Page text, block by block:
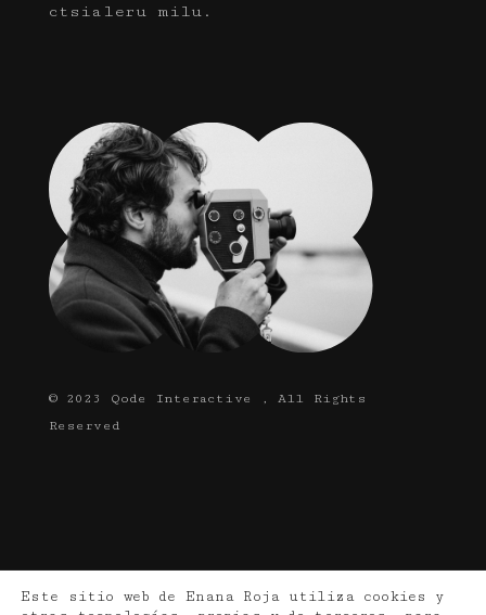
ctsialeru milu.
© 2023 Qode Interactive
, All Rights
Reserved
Este sitio web de Enana Roja utiliza cookies y